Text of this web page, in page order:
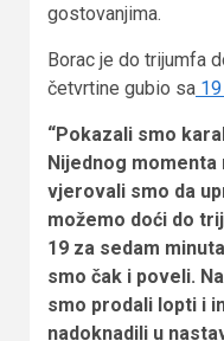
gostovanjima.
Borac je do trijumfa
četvrtine gubio sa
“Pokazali smo
Nijednog
vjerovali smo da
možemo doći do
19 za sedam
smo čak i poveli.
smo prodali lopti i
nadoknadili u